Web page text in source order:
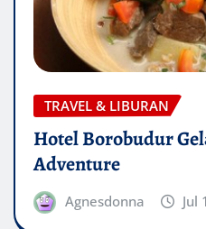
TRAVEL & LIBURAN
Hotel Borobudur
Adventure
Agnesdonna Jul